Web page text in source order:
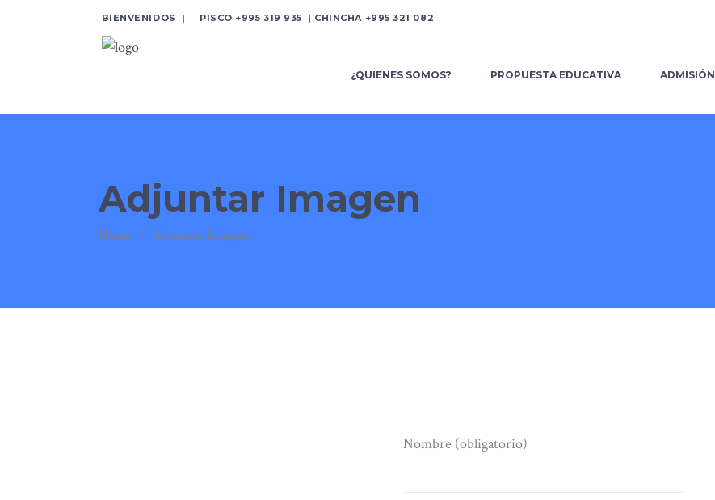
BIENVENIDOS | PISCO +995 319 935 | CHINCHA +995 321 082
¿QUIENES SOMOS? PROPUESTA EDUCATIVA ADMISIÓN
Adjuntar Imagen
Home / Adjuntar Imagen
Nombre (obligatorio)